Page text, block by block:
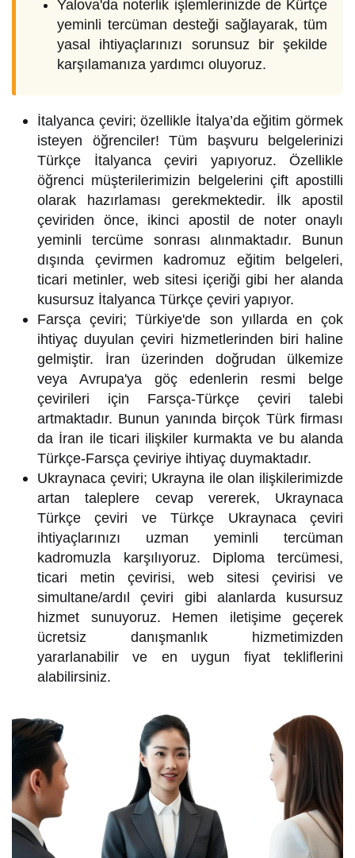
Yalova'da noterlik işlemlerinizde de Kürtçe
yeminli tercüman desteği sağlayarak, tüm
yasal ihtiyaçlarınızı sorunsuz bir şekilde
karşılamanıza yardımcı oluyoruz.
İtalyanca çeviri; özellikle İtalya’da eğitim görmek
isteyen öğrenciler! Tüm başvuru belgelerinizi
Türkçe İtalyanca çeviri yapıyoruz. Özellikle
öğrenci müşterilerimizin belgelerini çift apostilli
olarak hazırlaması gerekmektedir. İlk apostil
çeviriden önce, ikinci apostil de noter onaylı
yeminli tercüme sonrası alınmaktadır. Bunun
dışında çevirmen kadromuz eğitim belgeleri,
ticari metinler, web sitesi içeriği gibi her alanda
kusursuz İtalyanca Türkçe çeviri yapıyor.
Farsça çeviri; Türkiye'de son yıllarda en çok
ihtiyaç duyulan çeviri hizmetlerinden biri haline
gelmiştir. İran üzerinden doğrudan ülkemize
veya Avrupa'ya göç edenlerin resmi belge
çevirileri için Farsça-Türkçe çeviri talebi
artmaktadır. Bunun yanında birçok Türk firması
da İran ile ticari ilişkiler kurmakta ve bu alanda
Türkçe-Farsça çeviriye ihtiyaç duymaktadır.
Ukraynaca çeviri; Ukrayna ile olan ilişkilerimizde
artan taleplere cevap vererek, Ukraynaca
Türkçe çeviri ve Türkçe Ukraynaca çeviri
ihtiyaçlarınızı uzman yeminli tercüman
kadromuzla karşılıyoruz. Diploma tercümesi,
ticari metin çevirisi, web sitesi çevirisi ve
simultane/ardıl çeviri gibi alanlarda kusursuz
hizmet sunuyoruz. Hemen iletişime geçerek
ücretsiz danışmanlık hizmetimizden
yararlanabilir ve en uygun fiyat tekliflerini
alabilirsiniz.